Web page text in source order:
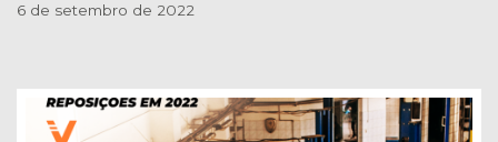
6 de setembro de 2022